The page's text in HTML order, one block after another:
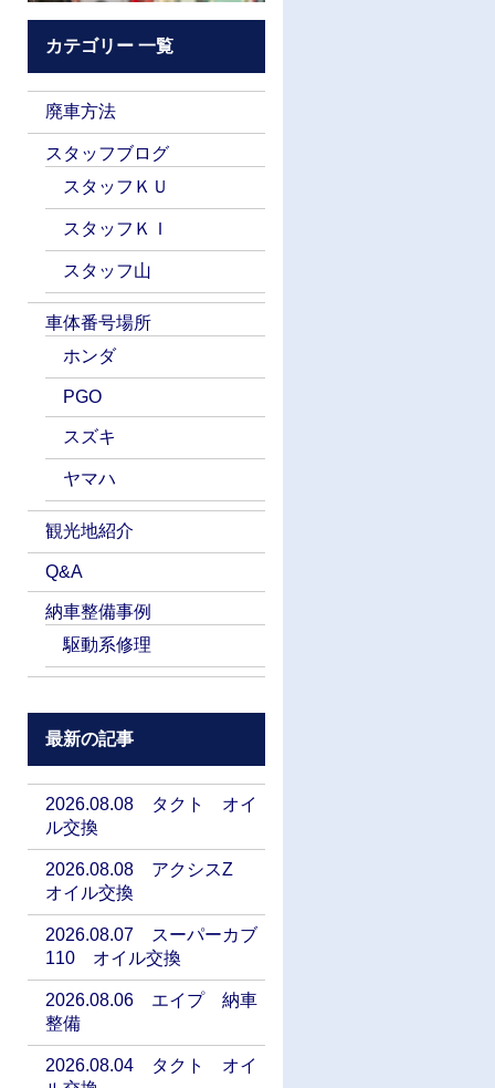
カテゴリー 一覧
廃車方法
スタッフブログ
スタッフＫＵ
スタッフＫＩ
スタッフ山
車体番号場所
ホンダ
PGO
スズキ
ヤマハ
観光地紹介
Q&A
納車整備事例
駆動系修理
最新の記事
2026.08.08 タクト オイ
ル交換
2026.08.08 アクシスZ
オイル交換
2026.08.07 スーパーカブ
110 オイル交換
2026.08.06 エイプ 納車
整備
2026.08.04 タクト オイ